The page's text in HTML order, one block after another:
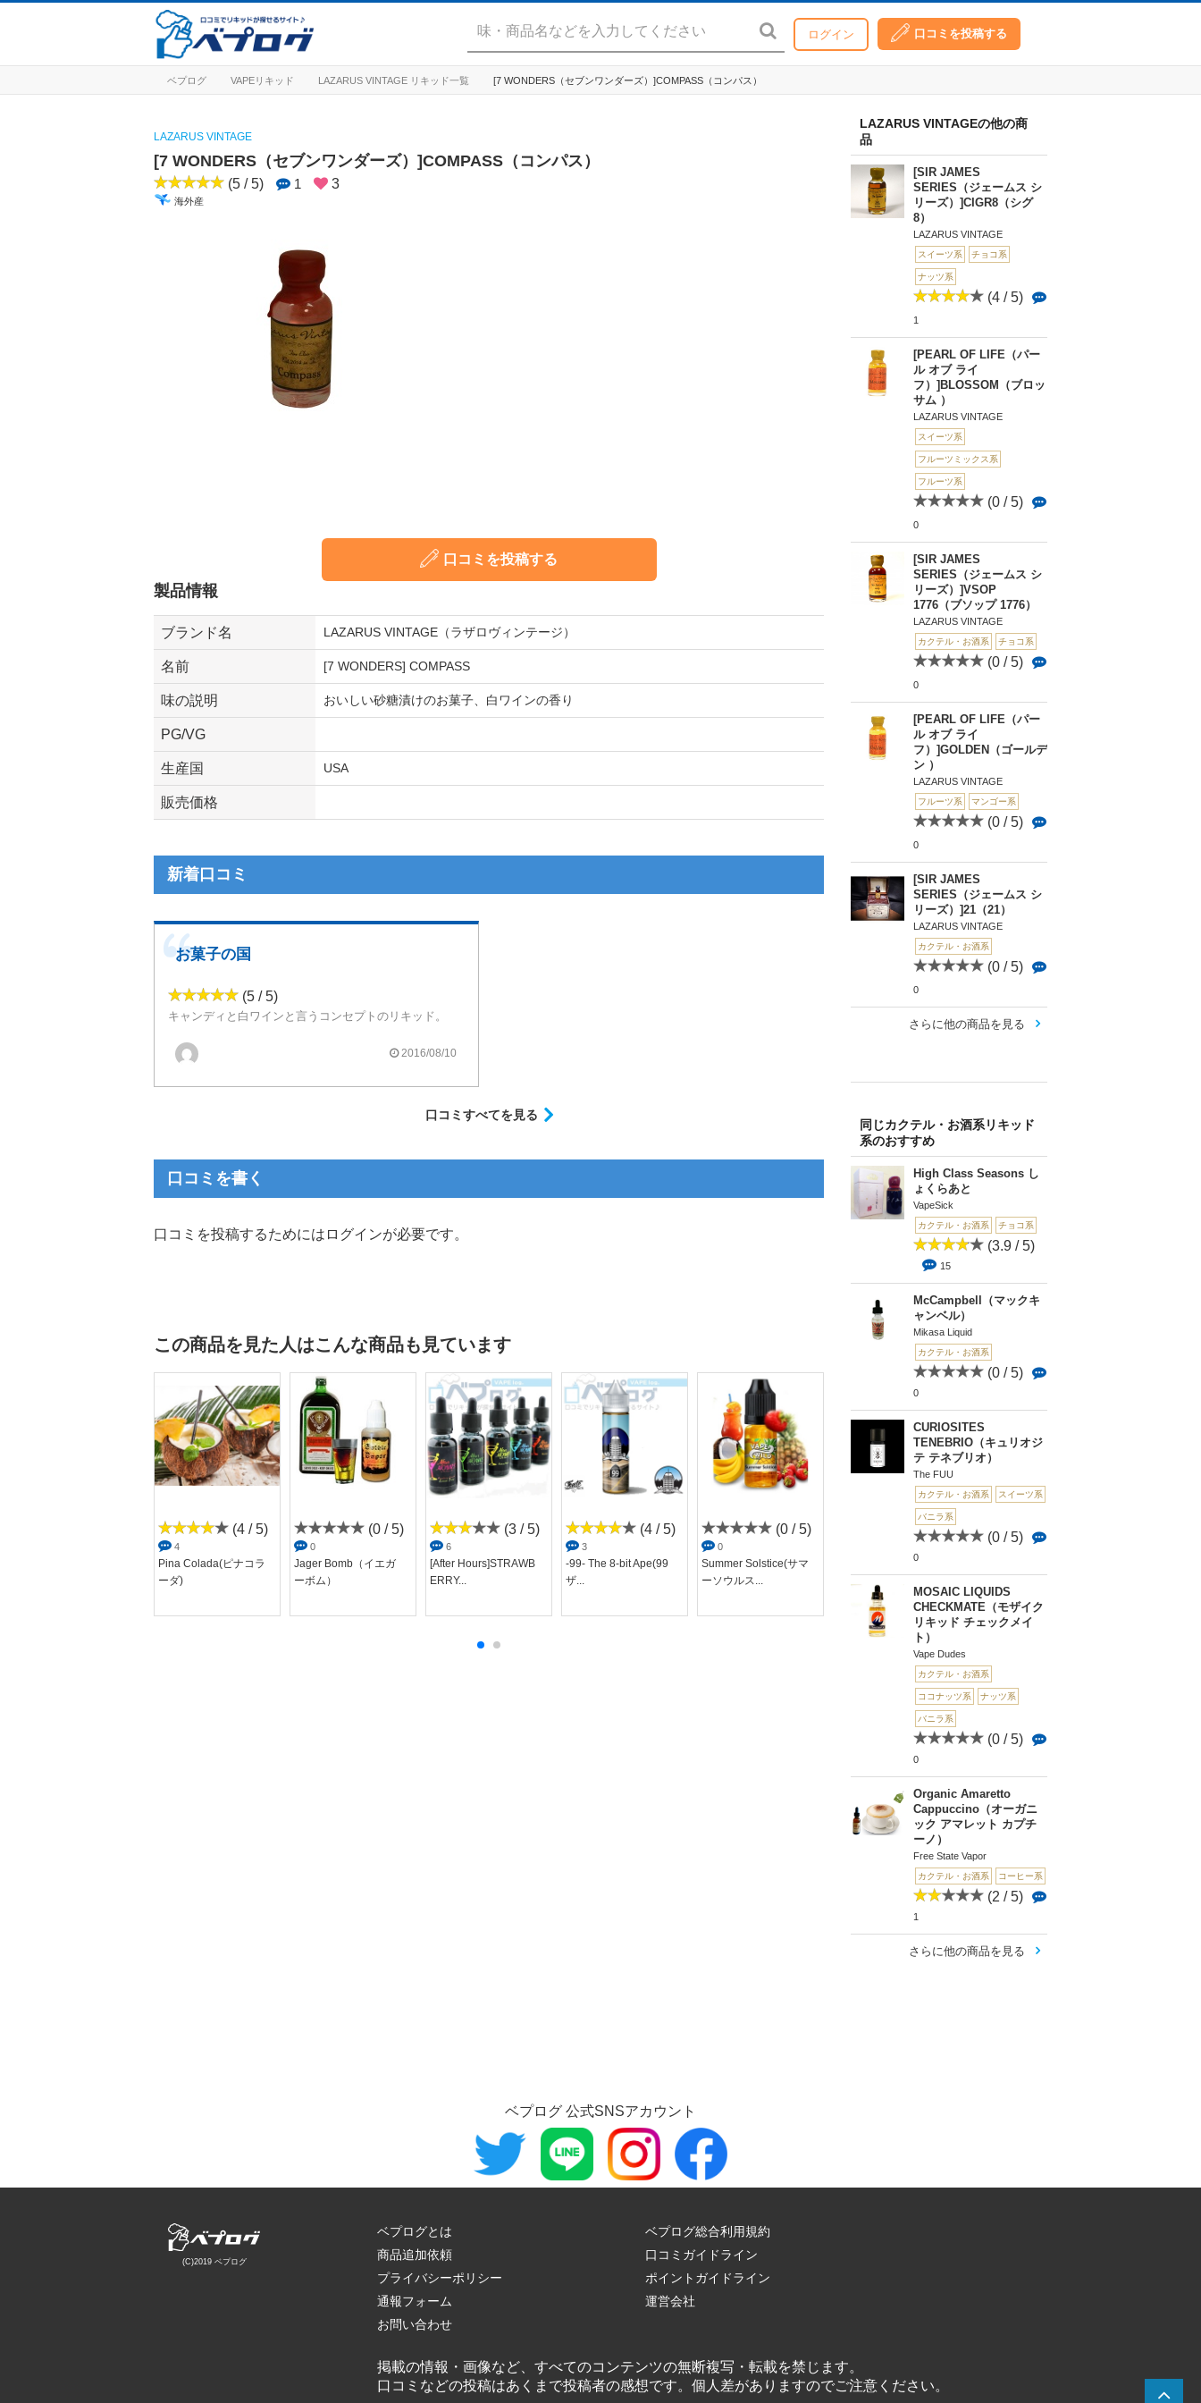
ログイン 口コミを投稿する
ベプログ VAPEリキッド LAZARUS VINTAGE リキッド一覧 [7 WONDERS（セブンワンダーズ）]COMPASS（コンパス）
LAZARUS VINTAGEの他の商
品
[SIR JAMES
SERIES（ジェームス シ
リーズ）]CIGR8（シグ
8）
LAZARUS VINTAGE
スイーツ系 チョコ系
ナッツ系
(4 / 5)
1
[PEARL OF LIFE（パー
ル オブ ライ
フ）]BLOSSOM（ブロッ
サム ）
LAZARUS VINTAGE
スイーツ系
フルーツミックス系
フルーツ系
(0 / 5)
0
[SIR JAMES
SERIES（ジェームス シ
リーズ）]VSOP
1776（ブソップ 1776）
LAZARUS VINTAGE
カクテル・お酒系 チョコ系
(0 / 5)
0
[PEARL OF LIFE（パー
ル オブ ライ
フ）]GOLDEN（ゴールデ
ン ）
LAZARUS VINTAGE
フルーツ系 マンゴー系
(0 / 5)
0
[SIR JAMES
SERIES（ジェームス シ
リーズ）]21（21）
LAZARUS VINTAGE
カクテル・お酒系
(0 / 5)
0
さらに他の商品を見る
同じカクテル・お酒系リキッド
系のおすすめ
High Class Seasons し
ょくらあと
VapeSick
カクテル・お酒系 チョコ系
(3.9 / 5)
15
McCampbell（マックキ
ャンベル）
Mikasa Liquid
カクテル・お酒系
(0 / 5)
0
CURIOSITES
TENEBRIO（キュリオジ
テ テネブリオ）
The FUU
カクテル・お酒系 スイーツ系
バニラ系
(0 / 5)
0
MOSAIC LIQUIDS
CHECKMATE（モザイク
リキッド チェックメイ
ト）
Vape Dudes
カクテル・お酒系
ココナッツ系 ナッツ系
バニラ系
(0 / 5)
0
Organic Amaretto
Cappuccino（オーガニ
ック アマレット カプチ
ーノ）
Free State Vapor
カクテル・お酒系 コーヒー系
(2 / 5)
1
さらに他の商品を見る
LAZARUS VINTAGE
[7 WONDERS（セブンワンダーズ）]COMPASS（コンパス）
(5 / 5) 1 3
海外産
口コミを投稿する
製品情報
ブランド名 LAZARUS VINTAGE（ラザロヴィンテージ）
名前 [7 WONDERS] COMPASS
味の説明 おいしい砂糖漬けのお菓子、白ワインの香り
PG/VG
生産国 USA
販売価格
新着口コミ
お菓子の国
(5 / 5)
キャンディと白ワインと言うコンセプトのリキッド。
外国のガムのような甘さです。
2016/08/10
口コミすべてを見る
口コミを書く
口コミを投稿するためにはログインが必要です。
この商品を見た人はこんな商品も見ています
(4 / 5)
4
Pina Colada(ピナコラ
ーダ)
(0 / 5)
0
Jager Bomb（イエガ
ーボム）
(3 / 5)
6
[After Hours]STRAWB
ERRY...
(4 / 5)
3
-99- The 8-bit Ape(99
ザ...
(0 / 5)
0
Summer Solstice(サマ
ーソウルス...
(0 / 5)
[フレーバー]BOURBO
(2.7 /
アモール)
ベプログ 公式SNSアカウント
ベプログとは
商品追加依頼
プライバシーポリシー
通報フォーム
お問い合わせ
ベプログ総合利用規約
口コミガイドライン
ポイントガイドライン
運営会社
(C)2019 ベプログ
掲載の情報・画像など、すべてのコンテンツの無断複写・転載を禁じます。
口コミなどの投稿はあくまで投稿者の感想です。個人差がありますのでご注意ください。